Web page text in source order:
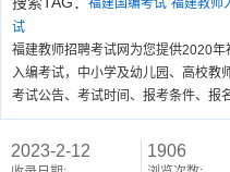
福建国编考试 福建教师
试
福建教师招聘考试网为您提供2020
入编考试，中小学及幼儿园、高校教
考试公告、考试时间、报考条件、报
2023-2-12 1906